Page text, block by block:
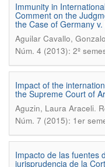
Immunity in
Comment on the
the Case of Germany v.
Aguilar Cavallo, Gonzalo
Núm. 4 (2013): 2º
Impact of the
the Supreme Court of
Aguzin, Laura Araceli.
Núm. 7 (2015): 1er
Impacto de las fuentes
jurisprudencia de la